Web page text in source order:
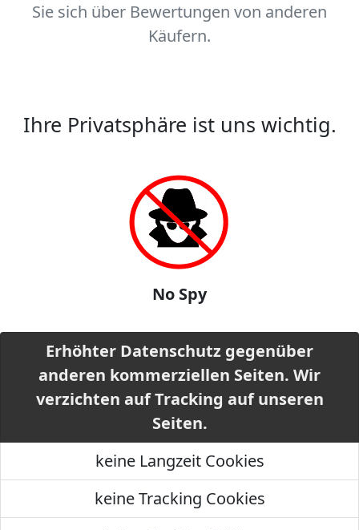
Sie sich über Bewertungen von anderen
Käufern.
Ihre Privatsphäre ist uns wichtig.
No Spy
Erhöhter Datenschutz gegenüber
anderen kommerziellen Seiten. Wir
verzichten auf Tracking auf unseren
Seiten.
keine Langzeit Cookies
keine Tracking Cookies